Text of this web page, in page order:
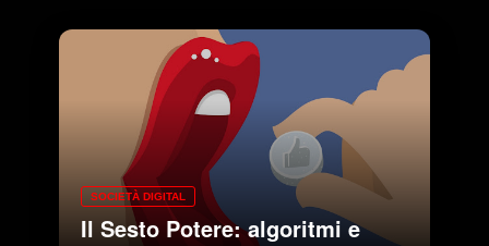
SOCIETÀ DIGITAL
Il Sesto Potere: algoritmi e